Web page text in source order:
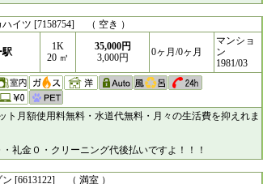
イツ [7158754] （ 空き ）
駅
1K
20 ㎥
35,000円
3,000円
0ヶ月/0ヶ月
マンショ
ン
1981/03
ト月額使用料無料・水道代無料・月々の生活費を抑えれま
礼金０・クリーニング代後払いですよ！！！
[6613122] （ 満室 ）